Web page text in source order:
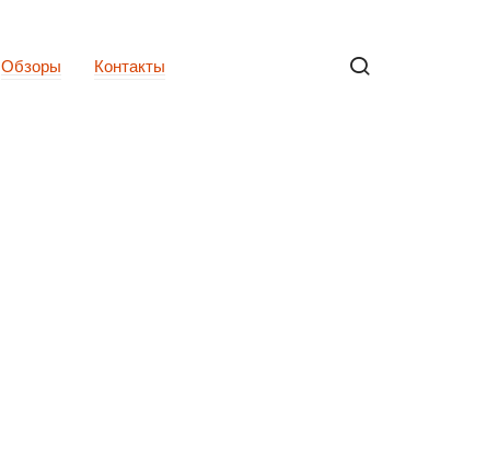
Обзоры Контакты